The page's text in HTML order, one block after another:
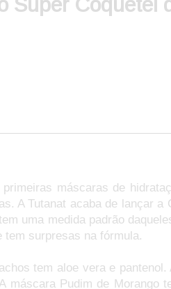
máscaras de
A Tutanat acaba de lançar a
uma medida padrão
surpresas na fórmula.
tem aloe vera e pantenol.
máscara Pudim de Morango